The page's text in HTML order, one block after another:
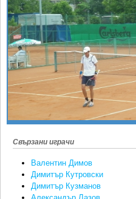
SOFIA OPEN
КЛУБОВЕ
БЛОГ
ВИДЕО
ЖЪЛТО
Ретро
Спорт&Фитнес
Други
Любители
Свързани играчи
Валентин Димов
Димитър Кутровски
Димитър Кузманов